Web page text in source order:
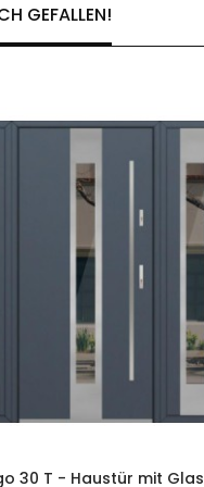
GEFALLEN!
30 T - Haustür mit Glas